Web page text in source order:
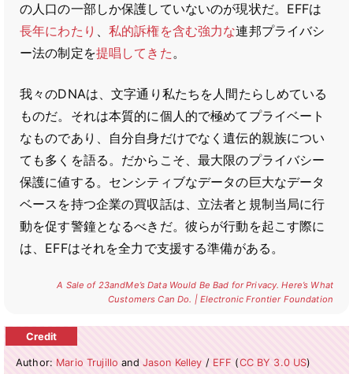
の人口の一部しか保護していないのが現状だ。EFFは
長年にわたり 、 私的訴権を含む強力な連邦プライバシ
ー法の制定を提唱してきた。
我々のDNAは、文字通り私たちを人間たらしめている
ものだ。それは本質的に個人的で極めてプライベート
なものであり、自分自身だけでなく遺伝的親族につい
ても多くを語る。だからこそ、最大限のプライバシー
保護に値する。センシティブなデータの巨大なデータ
ベースを持つ企業の買収話は、立法者と規制当局に行
動を促す警鐘となるべきだ。彼らが行動を起こす際に
は、EFFはそれを全力で支援する準備がある。
A Sale of 23andMe’s Data Would Be Bad for Privacy. Here’s What
Customers Can Do. | Electronic Frontier Foundation
Author: Mario Trujillo and Jason Kelley / EFF (CC BY 3.0 US)